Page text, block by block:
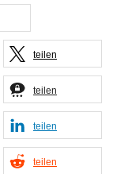
teilen
teilen
teilen
teilen